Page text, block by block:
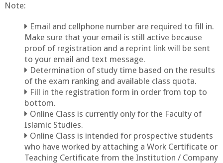
Note:
Email and cellphone number are required to fill in.
Make sure that your email is still active because
proof of registration and a reprint link will be sent
to your email and text message.
Determination of study time based on the results
of the exam ranking and available class quota.
Fill in the registration form in order from top to
bottom.
Online Class is currently only for the Faculty of
Islamic Studies.
Online Class is intended for prospective students
who have worked by attaching a Work Certificate or
Teaching Certificate from the Institution / Company